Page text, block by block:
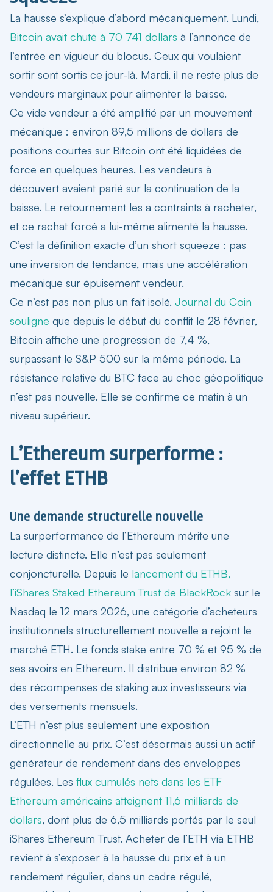
La hausse s’explique d’abord mécaniquement. Lundi,
Bitcoin avait chuté à 70 741 dollars à l’annonce de
l’entrée en vigueur du blocus. Ceux qui voulaient
sortir sont sortis ce jour-là. Mardi, il ne reste plus de
vendeurs marginaux pour alimenter la baisse.
Ce vide vendeur a été amplifié par un mouvement
mécanique : environ 89,5 millions de dollars de
positions courtes sur Bitcoin ont été liquidées de
force en quelques heures. Les vendeurs à
découvert avaient parié sur la continuation de la
baisse. Le retournement les a contraints à racheter,
et ce rachat forcé a lui-même alimenté la hausse.
C’est la définition exacte d’un short squeeze : pas
une inversion de tendance, mais une accélération
mécanique sur épuisement vendeur.
Ce n’est pas non plus un fait isolé. Journal du Coin
souligne que depuis le début du conflit le 28 février,
Bitcoin affiche une progression de 7,4 %,
surpassant le S&P 500 sur la même période. La
résistance relative du BTC face au choc géopolitique
n’est pas nouvelle. Elle se confirme ce matin à un
niveau supérieur.
L’Ethereum surperforme :
l’effet ETHB
Une demande structurelle nouvelle
La surperformance de l’Ethereum mérite une
lecture distincte. Elle n’est pas seulement
conjoncturelle. Depuis le lancement du ETHB,
l’iShares Staked Ethereum Trust de BlackRock sur le
Nasdaq le 12 mars 2026, une catégorie d’acheteurs
institutionnels structurellement nouvelle a rejoint le
marché ETH. Le fonds stake entre 70 % et 95 % de
ses avoirs en Ethereum. Il distribue environ 82 %
des récompenses de staking aux investisseurs via
des versements mensuels.
L’ETH n’est plus seulement une exposition
directionnelle au prix. C’est désormais aussi un actif
générateur de rendement dans des enveloppes
régulées. Les flux cumulés nets dans les ETF
Ethereum américains atteignent 11,6 milliards de
dollars, dont plus de 6,5 milliards portés par le seul
iShares Ethereum Trust. Acheter de l’ETH via ETHB
revient à s’exposer à la hausse du prix et à un
rendement régulier, dans un cadre régulé,